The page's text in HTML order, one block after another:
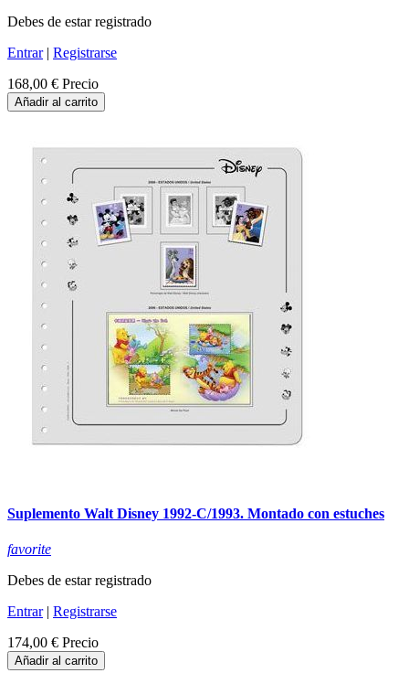
Debes de estar registrado
Entrar| Registrarse
168,00 € Precio
Añadir al carrito
Suplemento Walt Disney 1992-C/1993. Montado con estuches
favorite
Debes de estar registrado
Entrar| Registrarse
174,00 € Precio
Añadir al carrito